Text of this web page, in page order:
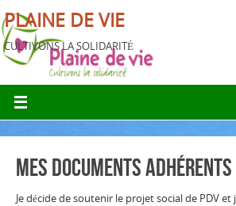
PLAINE DE VIE
CULTIVONS LA SOLIDARITÉ
Mes documents adhérents
Je décide de soutenir le projet social de PDV et